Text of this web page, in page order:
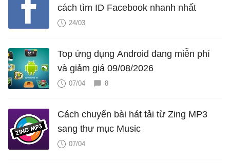
cách tìm ID Facebook nhanh nhất
24/03
Top ứng dụng Android đang miễn phí
và giảm giá 09/08/2026
07/04 8
Cách chuyển bài hát tải từ Zing MP3
sang thư mục Music
07/04